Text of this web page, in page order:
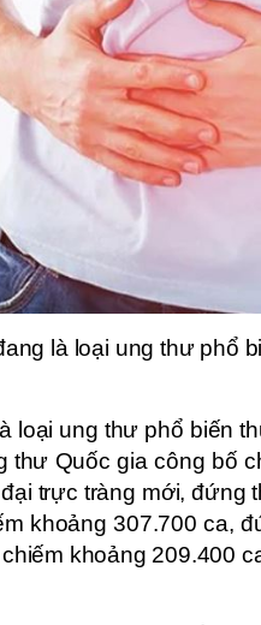
là loại ung thư phổ
loại ung thư phổ biến
thư Quốc gia công bố
trực tràng mới, đứng
khoảng 307.700 ca,
khoảng 209.400